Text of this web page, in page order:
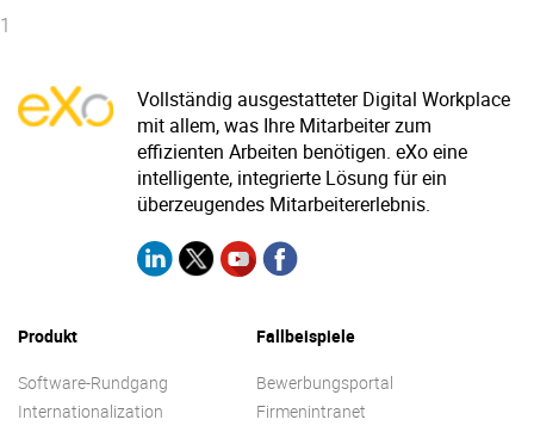
1
Vollständig ausgestatteter Digital Workplace
mit allem, was Ihre Mitarbeiter zum
effizienten Arbeiten benötigen. eXo eine
intelligente, integrierte Lösung für ein
überzeugendes Mitarbeitererlebnis.
Produkt
Software-Rundgang
Internationalization
Fallbeispiele
Bewerbungsportal
Firmenintranet